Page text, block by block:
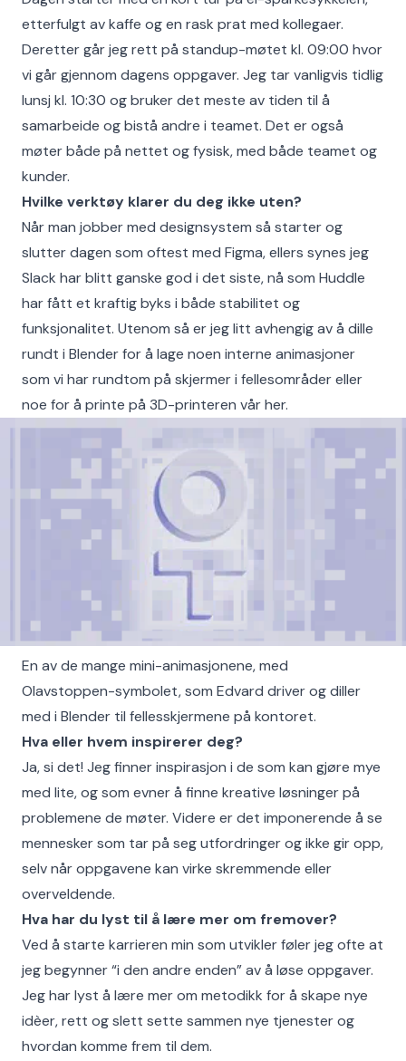
etterfulgt av kaffe og en rask prat med kollegaer.
Deretter går jeg rett på standup-møtet kl. 09:00 hvor
vi går gjennom dagens oppgaver. Jeg tar vanligvis tidlig
lunsj kl. 10:30 og bruker det meste av tiden til å
samarbeide og bistå andre i teamet. Det er også
møter både på nettet og fysisk, med både teamet og
kunder.
Hvilke verktøy klarer du deg ikke uten?
Når man jobber med designsystem så starter og
slutter dagen som oftest med Figma, ellers synes jeg
Slack har blitt ganske god i det siste, nå som Huddle
har fått et kraftig byks i både stabilitet og
funksjonalitet. Utenom så er jeg litt avhengig av å dille
rundt i Blender for å lage noen interne animasjoner
som vi har rundtom på skjermer i fellesområder eller
noe for å printe på 3D-printeren vår her.
En av de mange mini-animasjonene, med
Olavstoppen-symbolet, som Edvard driver og diller
med i Blender til fellesskjermene på kontoret.
Hva eller hvem inspirerer deg?
Ja, si det! Jeg finner inspirasjon i de som kan gjøre mye
med lite, og som evner å finne kreative løsninger på
problemene de møter. Videre er det imponerende å se
mennesker som tar på seg utfordringer og ikke gir opp,
selv når oppgavene kan virke skremmende eller
overveldende.
Hva har du lyst til å lære mer om fremover?
Ved å starte karrieren min som utvikler føler jeg ofte at
jeg begynner “i den andre enden” av å løse oppgaver.
Jeg har lyst å lære mer om metodikk for å skape nye
idèer, rett og slett sette sammen nye tjenester og
hvordan komme frem til dem.